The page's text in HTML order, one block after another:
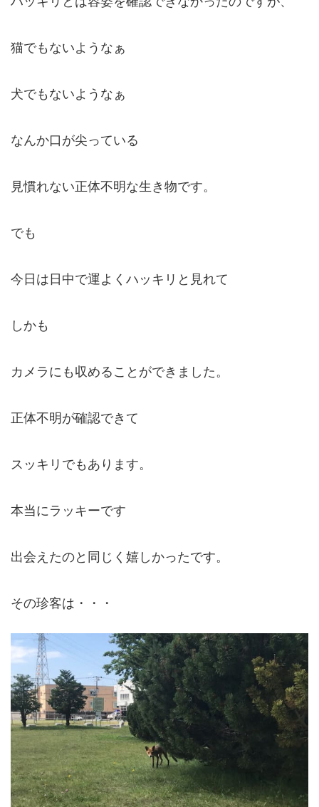
猫でもないようなぁ
犬でもないようなぁ
なんか口が尖っている
見慣れない正体不明な生き物です。
でも
今日は日中で運よくハッキリと見れて
しかも
カメラにも収めることができました。
正体不明が確認できて
スッキリでもあります。
本当にラッキーです
出会えたのと同じく嬉しかったです。
その珍客は・・・